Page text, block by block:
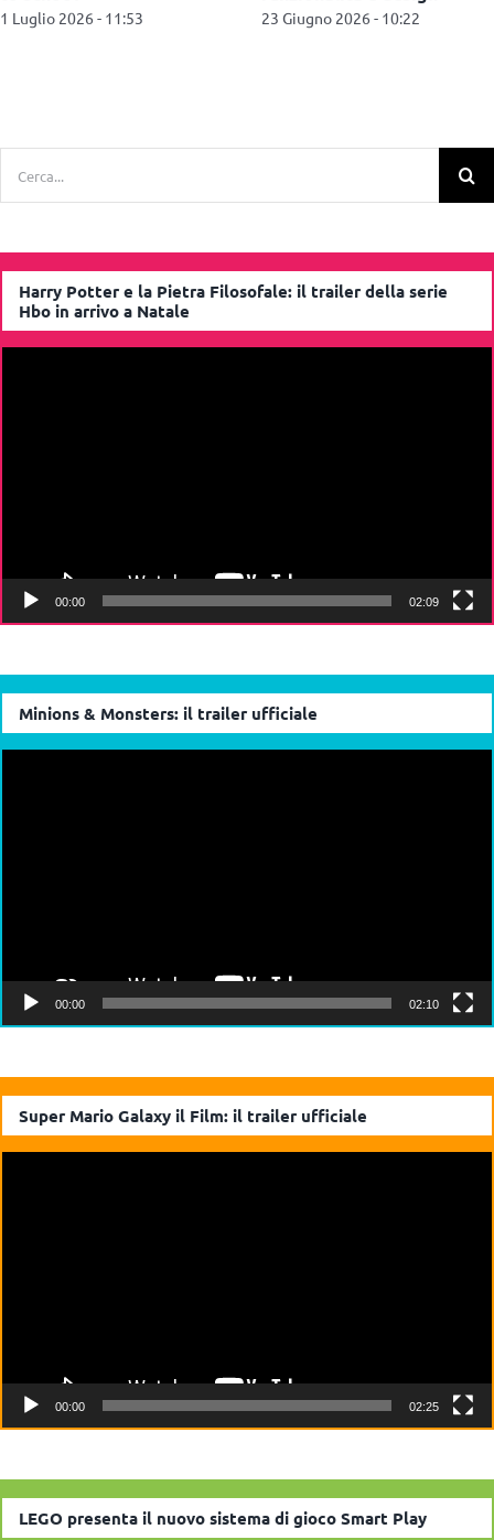
20 Maggio 2026 - 11:04
Harry Potter e la Pietra Filosofale: il trailer della serie
Hbo in arrivo a Natale
00:00 02:09
Minions & Monsters: il trailer ufficiale
00:00 02:10
Super Mario Galaxy il Film: il trailer ufficiale
00:00 02:25
LEGO presenta il nuovo sistema di gioco Smart Play